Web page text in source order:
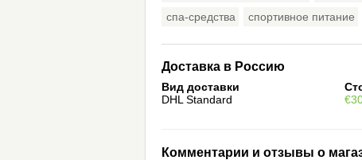
спа-средства
спортивное питание
Доставка в Россию
Вид доставки
DHL Standard
Комментарии и отзывы о